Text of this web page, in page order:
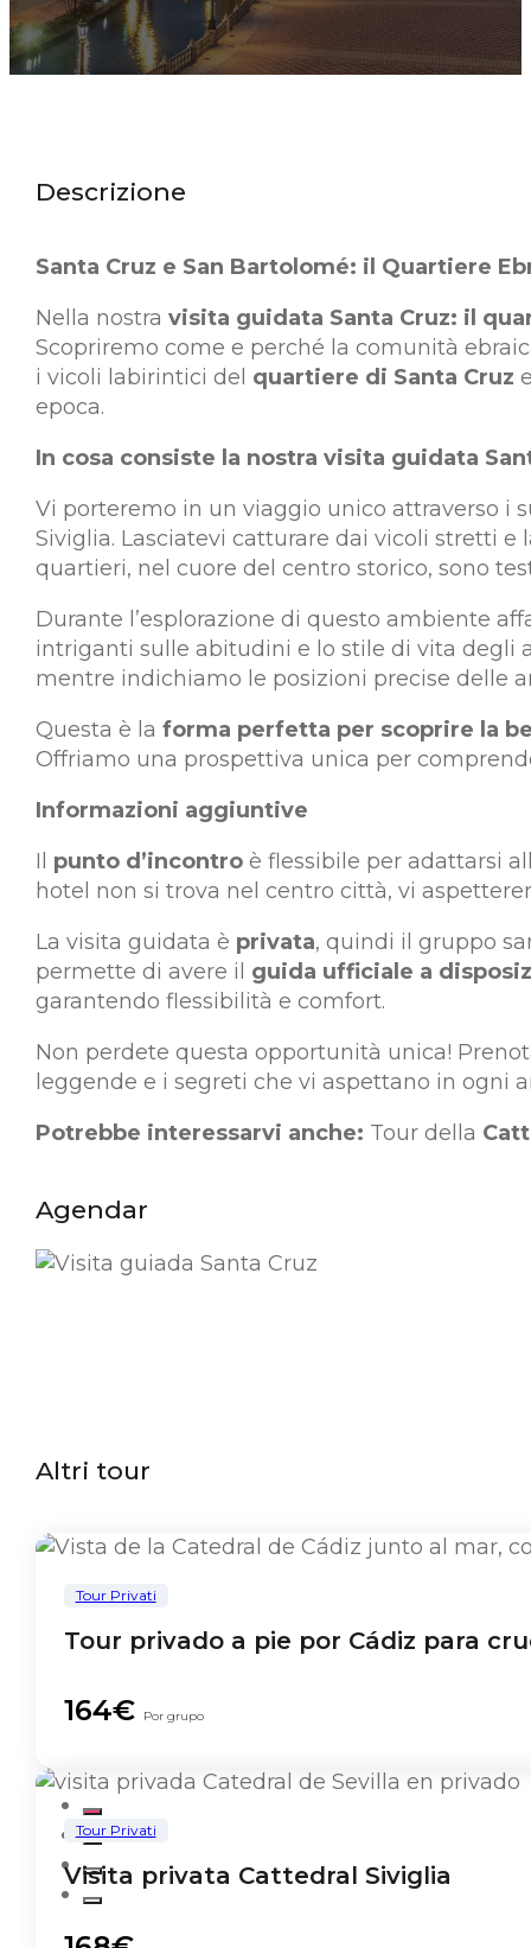
Descrizione
Santa Cruz e San Bartolomé: il Quartiere
Nella nostra visita guidata Santa Cruz: il
Scopriremo come e perché la comunità
i vicoli labirintici del quartiere di Santa Cruz
epoca.
In cosa consiste la nostra visita guidata
Vi porteremo in un viaggio unico attraverso i
Siviglia. Lasciatevi catturare dai vicoli stretti
quartieri, nel cuore del centro storico, sono
Durante l’esplorazione di questo ambiente
intriganti sulle abitudini e lo stile di vita degli
mentre indichiamo le posizioni precise delle
Questa è la forma perfetta per scoprire la
Offriamo una prospettiva unica per
Informazioni aggiuntive
Il punto d’incontroè flessibile per adattarsi
hotel non si trova nel centro città, vi
La visita guidata è privata, quindi il gruppo
permette di avere il guida ufficiale a
garantendo flessibilità e comfort.
Non perdete questa opportunità unica!
leggende e i segreti che vi aspettano in ogni
Potrebbe interessarvi anche: Tour della
Agendar
Altri tour
Tour Privati
Tour privado a pie por Cádiz para
164€ Por grupo
Tour Privati
Visita privata Cattedral Siviglia